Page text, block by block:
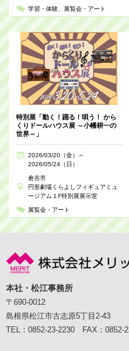
学習・体験 展覧会・アート
特別展「動く！踊る！唄う！ から
くりドールハウス展 ～小幡耕一の
世界～」
2026/03/20（金）～
2026/05/24（日）
倉吉市
円形劇場くらよしフィギュアミュ
ージアム１F特別展展示室
展覧会・アート
本社・松江事務所
〒690-0012
島根県松江市古志原5丁目2-43
TEL：0852-23-2230 FAX：0852-